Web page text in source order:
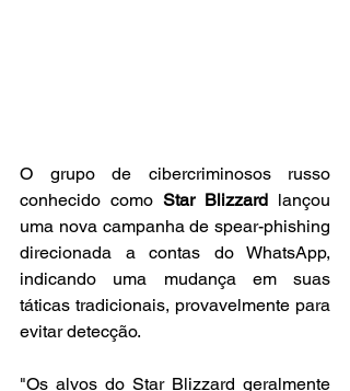
O grupo de cibercriminosos russo
conhecido como Star Blizzard lançou
uma nova campanha de spear-phishing
direcionada a contas do WhatsApp,
indicando uma mudança em suas
táticas tradicionais, provavelmente para
evitar detecção.
"Os alvos do Star Blizzard geralmente